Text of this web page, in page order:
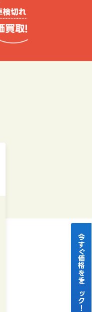
今すぐ価格をチェック！